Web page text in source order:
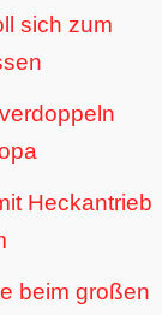
sich zum
Heckantrieb
beim großen